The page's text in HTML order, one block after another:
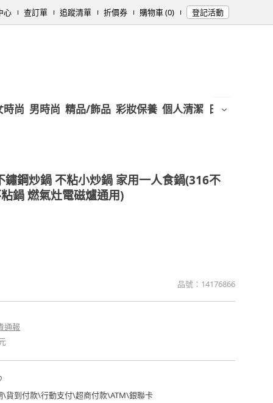
心 查訂單 追蹤清單 折價券 購物車 (0) 登記活動
時尚 男時尚 精品/飾品 彩妝保養 個人清潔 日用/紙品
鋼炒鍋 不粘小炒鍋 家用一人食鍋(316不
鍋 燃氣灶電磁爐通用)
品號： 14176866
通報
\貨到付款\行動支付\超商付款\ATM\銀聯卡